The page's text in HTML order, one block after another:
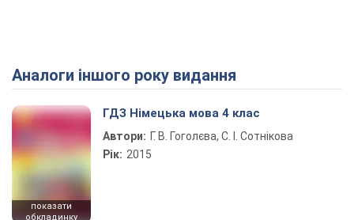
Play Video
Аналоги іншого року видання
показати
обкладинку
ГДЗ Німецька мова 4 клас
Автори: Г. В. Гоголєва, С. І. Сотнікова
Рік: 2015